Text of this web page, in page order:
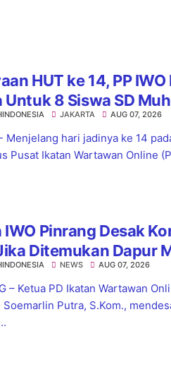
HUT ke 14, PP
Untuk 8 Siswa SD
JAKARTA AUG 07, 2026
Menjelang hari jadinya ke 14
Pusat Ikatan Wartawan Online
IWO Pinrang Desak
Ditemukan Dapur
NEWS AUG 07, 2026
– Ketua PD Ikatan Wartawan
Soemarlin Putra, S.Kom.,